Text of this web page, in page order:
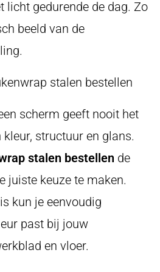
licht gedurende de dag. Zo
beeld van de
stalen bestellen
scherm geeft nooit het
structuur en glans.
stalen bestellen de
juiste keuze te maken.
kun je eenvoudig
past bij jouw
en vloer.